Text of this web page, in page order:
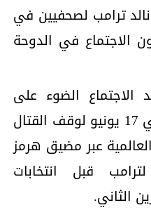
ترامب لصحفيين في
الاجتماع في الدوحة
الضوء على
هشاشة الاتفاق المبرم في 17 يونيو لوقف القتال
عبر مضيق هرمز
قبل انتخابات
الثاني.